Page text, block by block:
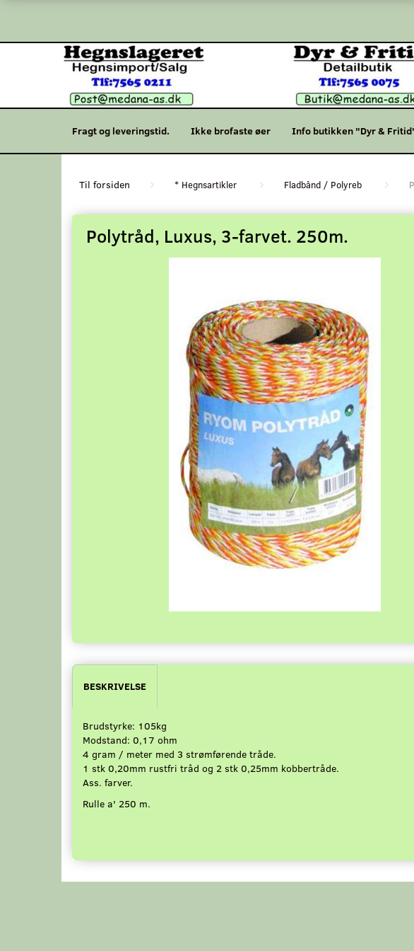
Fragt og leveringstid. Ikke brofaste øer Info butikken "Dyr &
* Hegnsartikler Fladbånd / Polyreb
Polytråd, Luxus, 3-farvet. 250m.
BESKRIVELSE
Brudstyrke: 105kg
Modstand: 0,17 ohm
4 gram / meter med 3 strømførende tråde.
1 stk 0,20mm rustfri tråd og 2 stk 0,25mm kobbertråde.
Ass. farver.
Rulle a' 250 m.